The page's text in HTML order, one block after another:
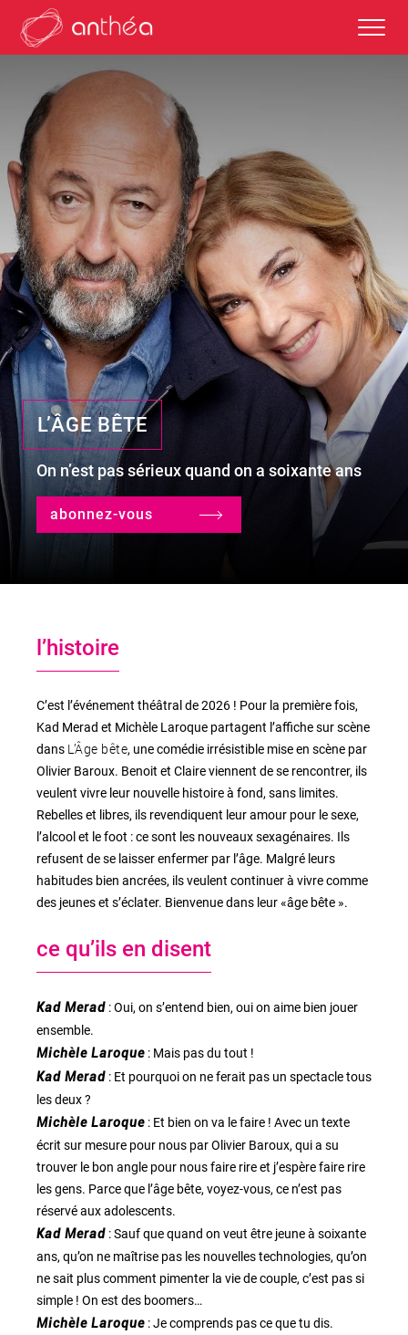
saison 2026-27
éditos
saisons passées
autour des représentations
scolaires et enseignements
partenaires culturels
l'équipe
partenaires et mécènes
L’ÂGE BÊTE
On n’est pas sérieux quand on a soixante ans
abonnez-vous
l’histoire
C’est l’événement théâtral de 2026 ! Pour la première fois,
Kad Merad et Michèle Laroque partagent l’affiche sur scène
dans L’Âge bête, une comédie irrésistible mise en scène par
Olivier Baroux. Benoit et Claire viennent de se rencontrer, ils
veulent vivre leur nouvelle histoire à fond, sans limites.
Rebelles et libres, ils revendiquent leur amour pour le sexe,
l’alcool et le foot : ce sont les nouveaux sexagénaires. Ils
refusent de se laisser enfermer par l’âge. Malgré leurs
habitudes bien ancrées, ils veulent continuer à vivre comme
des jeunes et s’éclater. Bienvenue dans leur «âge bête ».
ce qu’ils en disent
Kad Merad : Oui, on s’entend bien, oui on aime bien jouer
ensemble.
Michèle Laroque : Mais pas du tout !
Kad Merad : Et pourquoi on ne ferait pas un spectacle tous
les deux ?
Michèle Laroque : Et bien on va le faire ! Avec un texte
écrit sur mesure pour nous par Olivier Baroux, qui a su
trouver le bon angle pour nous faire rire et j’espère faire rire
les gens. Parce que l’âge bête, voyez-vous, ce n’est pas
réservé aux adolescents.
Kad Merad : Sauf que quand on veut être jeune à soixante
ans, qu’on ne maîtrise pas les nouvelles technologies, qu’on
ne sait plus comment pimenter la vie de couple, c’est pas si
simple ! On est des boomers…
Michèle Laroque : Je comprends pas ce que tu dis.